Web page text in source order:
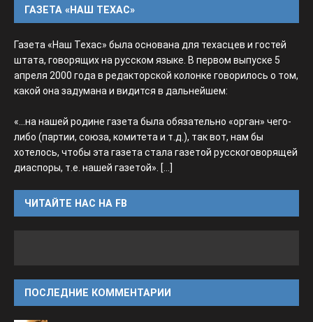
ГАЗЕТА «НАШ ТЕХАС»
Газета «Наш Техас» была основана для техасцев и гостей
штата, говорящих на русском языке. В первом выпуске 5
апреля 2000 года в редакторской колонке говорилось о том,
какой она задумана и видится в дальнейшем:
«...на нашей родине газета была обязательно «орган» чего-
либо (партии, союза, комитета и т.д.), так вот, нам бы
хотелось, чтобы эта газета стала газетой русскоговорящей
диаспоры, т.е. нашей газетой». [...]
ЧИТАЙТЕ НАС НА FB
ПОСЛЕДНИЕ КОММЕНТАРИИ